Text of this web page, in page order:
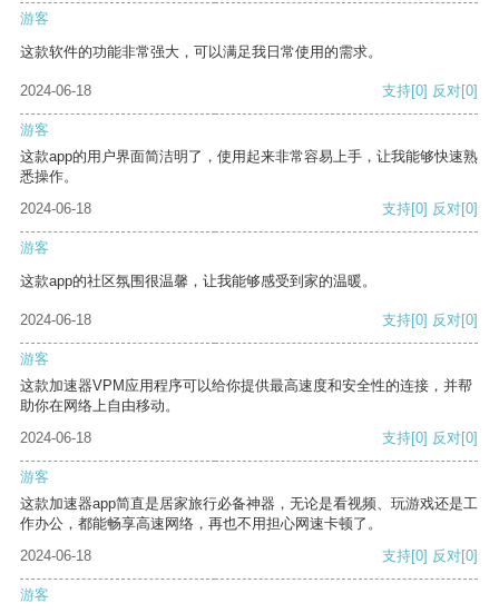
游客
这款软件的功能非常强大，可以满足我日常使用的需求。
2024-06-18 支持[0] 反对[0]
游客
这款app的用户界面简洁明了，使用起来非常容易上手，让我能够快速熟
悉操作。
2024-06-18
支持[0] 反对[0]
游客
这款app的社区氛围很温馨，让我能够感受到家的温暖。
2024-06-18 支持[0] 反对[0]
游客
这款加速器VPM应用程序可以给你提供最高速度和安全性的连接，并帮
助你在网络上自由移动。
2024-06-18
支持[0] 反对[0]
游客
这款加速器app简直是居家旅行必备神器，无论是看视频、玩游戏还是工
作办公，都能畅享高速网络，再也不用担心网速卡顿了。
2024-06-18
支持[0] 反对[0]
游客